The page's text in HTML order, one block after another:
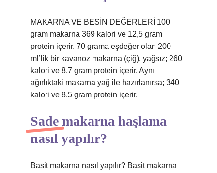
MAKARNA VE BESİN DEĞERLERİ 100
gram makarna 369 kalori ve 12,5 gram
protein içerir. 70 grama eşdeğer olan 200
ml’lik bir kavanoz makarna (çiğ), yağsız; 260
kalori ve 8,7 gram protein içerir. Aynı
ağırlıktaki makarna yağ ile hazırlanırsa; 340
kalori ve 8,5 gram protein içerir.
Sade makarna haşlama
nasıl yapılır?
Basit makarna nasıl yapılır? Basit makarna